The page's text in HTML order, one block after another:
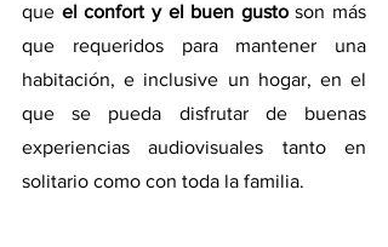
que el confort y el buen gusto son más
que requeridos para mantener una
habitación, e inclusive un hogar, en el
que se pueda disfrutar de buenas
experiencias audiovisuales tanto en
solitario como con toda la familia.